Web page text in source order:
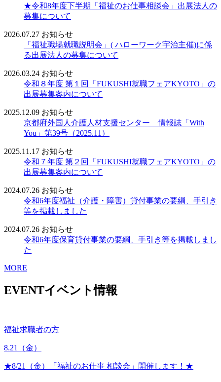
★令和8年度下半期「福祉のお仕事相談会」出展法人の
募集について
2026.07.27 お知らせ
「福祉職場就職説明会」( ハローワーク宇治主催)に係
る出展法人の募集について
2026.03.24 お知らせ
令和８年度 第１回「FUKUSHI就職フェアKYOTO」の
出展募集案内について
2025.12.09 お知らせ
京都府外国人介護人材支援センター 情報誌「With
You」第39号（2025.11）
2025.11.17 お知らせ
令和７年度 第２回「FUKUSHI就職フェアKYOTO」の
出展募集案内について
2024.07.26 お知らせ
令和6年度福祉（介護・障害）貸付事業の要綱、手引き
等を掲載しました
2024.07.26 お知らせ
令和6年度保育貸付事業の要綱、手引き等を掲載しまし
た
MORE
EVENTイベント情報
福祉求職者の方
8.21 （金）
★8/21（金）「福祉のお仕事 相談会」開催します！★